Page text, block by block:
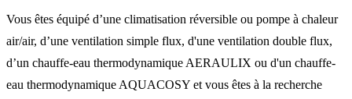
Vous êtes équipé d’une climatisation réversible ou pompe à chaleur
air/air, d’une ventilation simple flux, d'une ventilation double flux,
d’un chauffe-eau thermodynamique AERAULIX ou d'un chauffe-
eau thermodynamique AQUACOSY et vous êtes à la recherche